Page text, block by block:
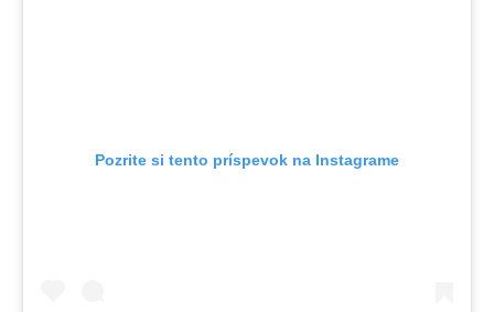
Pozrite si tento príspevok na Instagrame